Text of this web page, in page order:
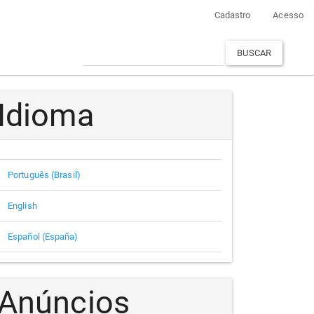
Cadastro Acesso
BUSCAR
Idioma
Português (Brasil)
English
Español (España)